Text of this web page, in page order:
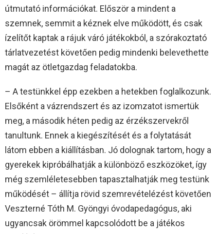
útmutató információkat. Először a mindent a
szemnek, semmit a kéznek elve működött, és csak
ízelítőt kaptak a rájuk váró játékokból, a szórakoztató
tárlatvezetést követően pedig mindenki belevethette
magát az ötletgazdag feladatokba.
– A testünkkel épp ezekben a hetekben foglalkozunk.
Elsőként a vázrendszert és az izomzatot ismertük
meg, a második héten pedig az érzékszervekről
tanultunk. Ennek a kiegészítését és a folytatását
látom ebben a kiállításban. Jó dolognak tartom, hogy a
gyerekek kipróbálhatják a különböző eszközöket, így
még szemléletesebben tapasztalhatják meg testünk
működését – állítja rövid szemrevételézést követően
Veszterné Tóth M. Gyöngyi óvodapedagógus, aki
ugyancsak örömmel kapcsolódott be a játékos